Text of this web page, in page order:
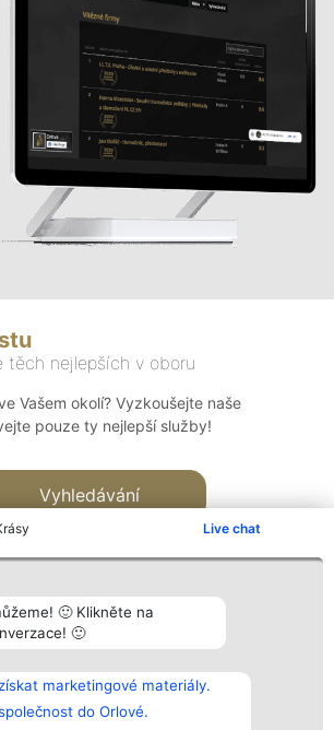
Live chat
🙂 Klikněte na
🙂
marketingové materiály.
do Orlové.
těch nejlepších v oboru
Vašem okolí? Vyzkoušejte naše
pouze ty nejlepší služby!
Vyhledávání
Vítězové
Seznam všech
laureátů
Zásady
Kontakt